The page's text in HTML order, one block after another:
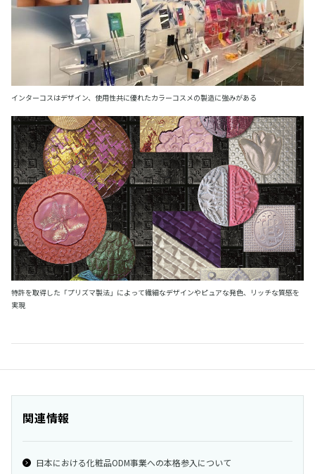
インターコスはデザイン、使用性共に優れたカラーコスメの製造に強みがある
特許を取得した「プリズマ製法」によって繊細なデザインやピュアな発色、リッチな質感を
実現
関連情報
日本における化粧品ODM事業への本格参入について